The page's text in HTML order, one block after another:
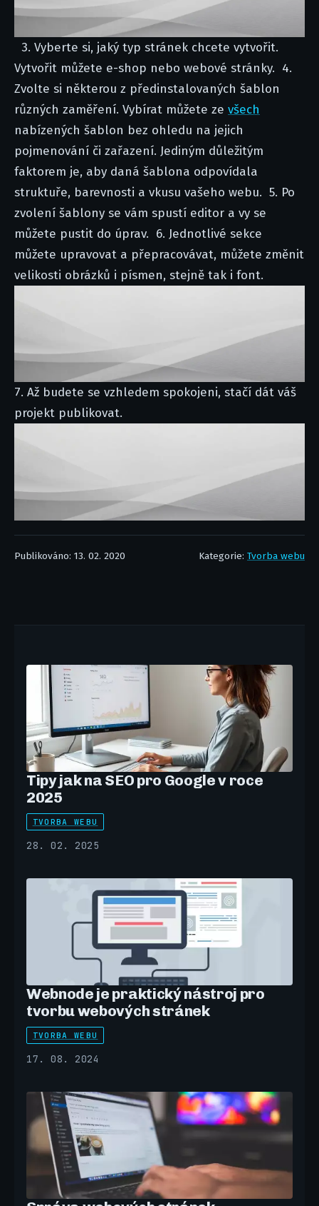
3. Vyberte si, jaký typ stránek chcete vytvořit.
Vytvořit můžete e-shop nebo webové stránky. 4.
Zvolte si některou z předinstalovaných šablon
různých zaměření. Vybírat můžete ze všech
nabízených šablon bez ohledu na jejich
pojmenování či zařazení. Jediným důležitým
faktorem je, aby daná šablona odpovídala
struktuře, barevnosti a vkusu vašeho webu. 5. Po
zvolení šablony se vám spustí editor a vy se
můžete pustit do úprav. 6. Jednotlivé sekce
můžete upravovat a přepracovávat, můžete změnit
velikosti obrázků i písmen, stejně tak i font.
7. Až budete se vzhledem spokojeni, stačí dát váš
projekt publikovat.
Publikováno: 13. 02. 2020 Kategorie: Tvorba webu
Tipy jak na SEO pro Google v roce
2025
TVORBA WEBU
28. 02. 2025
Webnode je praktický nástroj pro
tvorbu webových stránek
TVORBA WEBU
17. 08. 2024